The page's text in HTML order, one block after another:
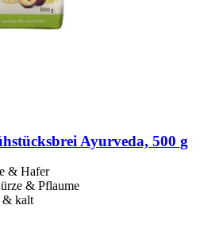
Ayurveda, 500 g
& Hafer
& Pflaume
& kalt